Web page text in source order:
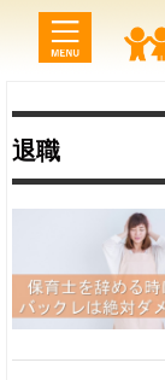
退職